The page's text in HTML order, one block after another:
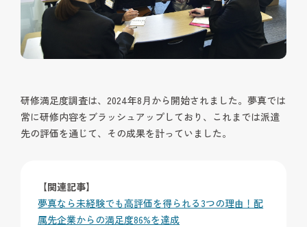
研修満足度調査は、2024年8月から開始されました。夢真では
常に研修内容をブラッシュアップしており、これまでは派遣
先の評価を通じて、その成果を計っていました。
【関連記事】
夢真なら未経験でも高評価を得られる3つの理由！配
属先企業からの満足度86%を達成